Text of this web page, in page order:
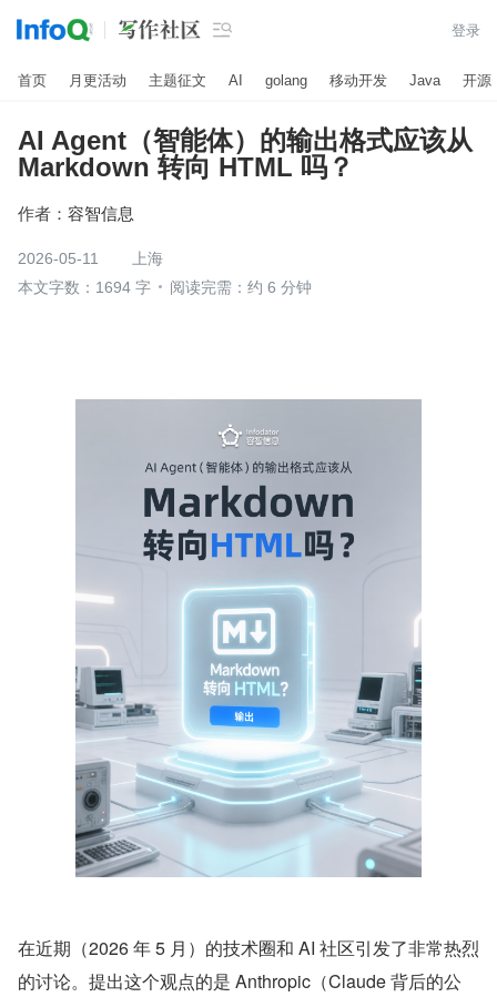
 登录
首页 月更活动 主题征文 AI golang 移动开发 Java 开源
AI Agent（智能体）的输出格式应该从
Markdown 转向 HTML 吗？
作者： 容智信息
2026-05-11
上海
本文字数：1694 字
阅读完需：约 6 分钟
在近期（2026 年 5 月）的技术圈和 AI 社区引发了非常热烈
的讨论。提出这个观点的是 Anthropic（Claude 背后的公